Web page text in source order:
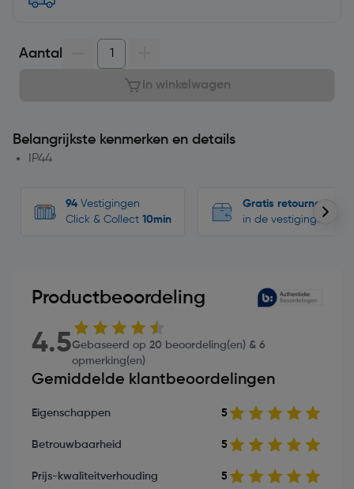
Aantal
In winkelwagen
Belangrijkste kenmerken en details
IP44
94 Vestigingen
Click & Collect 10min
Gratis retourneren
in de vestigingen
Productbeoordeling
4.5Gebaseerd op 20 beoordeling(en) & 6
opmerking(en)
Gemiddelde klantbeoordelingen
Eigenschappen 5
Betrouwbaarheid 5
Prijs-kwaliteitverhouding 5